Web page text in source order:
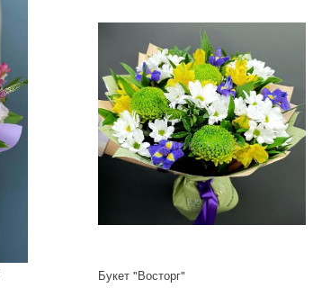
Букет "Восторг"